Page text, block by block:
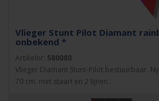
Vlieger Stunt Pilot Diamant
onbekend *
Artikelnr: 580080
Vlieger Diamant Stunt-Pilot bestuurbaar.
70 cm. met staart en 2 lijnen..